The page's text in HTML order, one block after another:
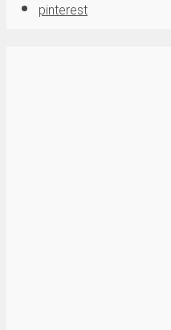
pinterest